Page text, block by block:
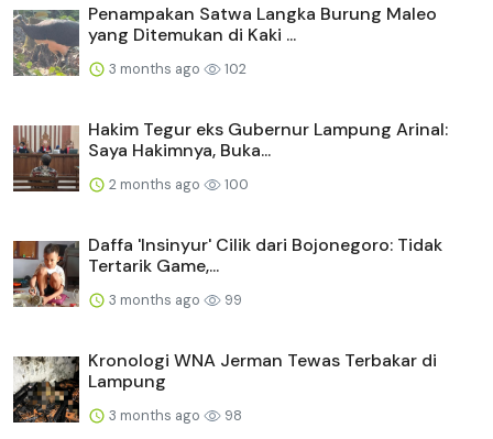
Penampakan Satwa Langka Burung Maleo
yang Ditemukan di Kaki ...
3 months ago 102
Hakim Tegur eks Gubernur Lampung Arinal:
Saya Hakimnya, Buka...
2 months ago 100
Daffa 'Insinyur' Cilik dari Bojonegoro: Tidak
Tertarik Game,...
3 months ago 99
Kronologi WNA Jerman Tewas Terbakar di
Lampung
3 months ago 98